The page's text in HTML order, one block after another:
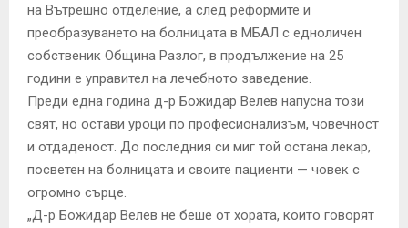
на Вътрешно отделение, а след реформите и
преобразуването на болницата в МБАЛ с едноличен
собственик Община Разлог, в продължение на 25
години е управител на лечебното заведение.
Преди една година д-р Божидар Велев напусна този
свят, но остави уроци по професионализъм, човечност
и отдаденост. До последния си миг той остана лекар,
посветен на болницата и своите пациенти — човек с
огромно сърце.
„Д-р Божидар Велев не беше от хората, които говорят